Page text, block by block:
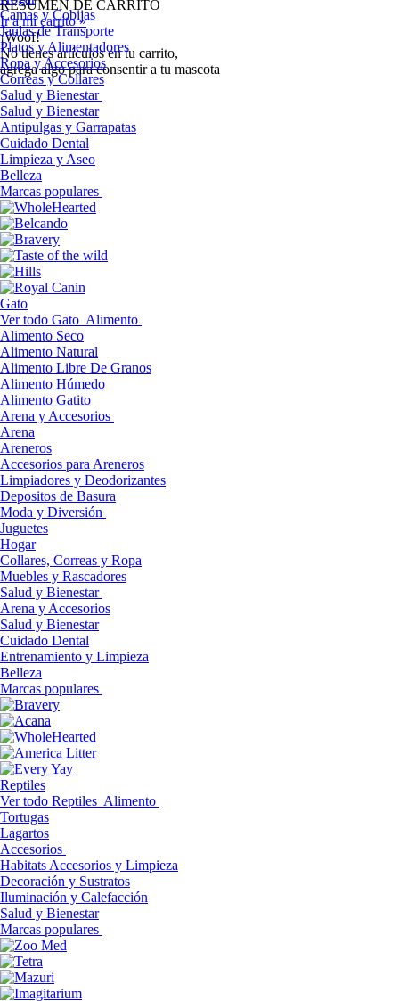
RESUMEN DE CARRITO
Ir a mi carrito »
¡Woof!
No tíenes artículos en tu carrito,
agrega algo para consentir a tu mascota
Camas y Cobijas
Jaulas de Transporte
Platos y Alimentadores
Ropa y Accesorios
Correas y Collares
Salud y Bienestar
Salud y Bienestar
Antipulgas y Garrapatas
Cuidado Dental
Limpieza y Aseo
Belleza
Marcas populares
Gato
Ver todo Gato Alimento
Alimento Seco
Alimento Natural
Alimento Libre De Granos
Alimento Húmedo
Alimento Gatito
Arena y Accesorios
Arena
Areneros
Accesorios para Areneros
Limpiadores y Deodorizantes
Depositos de Basura
Moda y Diversión
Juguetes
Hogar
Collares, Correas y Ropa
Muebles y Rascadores
Salud y Bienestar
Arena y Accesorios
Salud y Bienestar
Cuidado Dental
Entrenamiento y Limpieza
Belleza
Marcas populares
Reptiles
Ver todo Reptiles Alimento
Tortugas
Lagartos
Accesorios
Habitats Accesorios y Limpieza
Decoración y Sustratos
Iluminación y Calefacción
Salud y Bienestar
Marcas populares